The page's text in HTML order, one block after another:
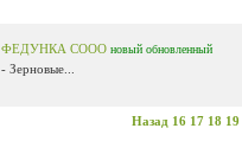
ФЕДУНКА СООО новый обновленный
- Зерновые...
Назад 16 17 18 19